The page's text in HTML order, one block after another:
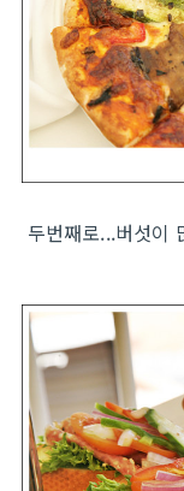
두번째로...버섯이